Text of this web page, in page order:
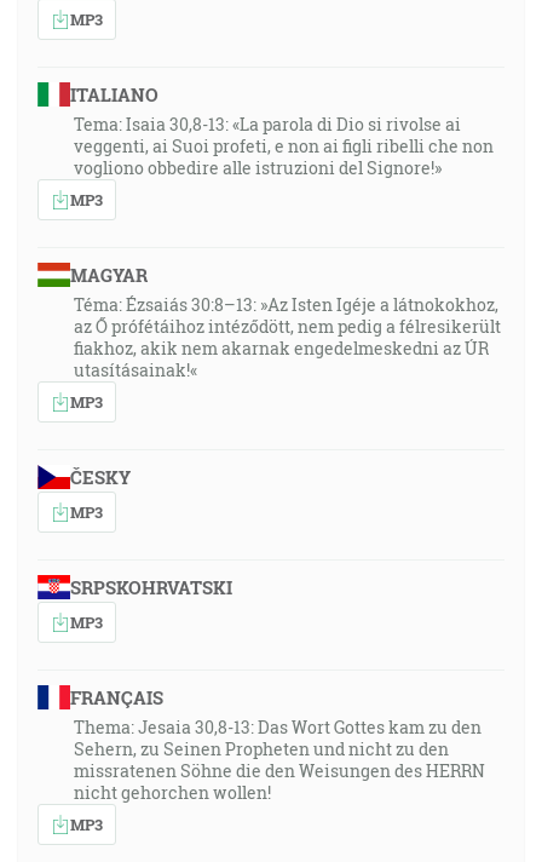
MP3
ITALIANO
Tema: Isaia 30,8-13: «La parola di Dio si rivolse ai
veggenti, ai Suoi profeti, e non ai figli ribelli che non
vogliono obbedire alle istruzioni del Signore!»
MP3
MAGYAR
Téma: Ézsaiás 30:8–13: »Az Isten Igéje a látnokokhoz,
az Ő prófétáihoz intéződött, nem pedig a félresikerült
fiakhoz, akik nem akarnak engedelmeskedni az ÚR
utasításainak!«
MP3
ČESKY
MP3
SRPSKOHRVATSKI
MP3
FRANÇAIS
Thema: Jesaia 30,8-13: Das Wort Gottes kam zu den
Sehern, zu Seinen Propheten und nicht zu den
missratenen Söhne die den Weisungen des HERRN
nicht gehorchen wollen!
MP3